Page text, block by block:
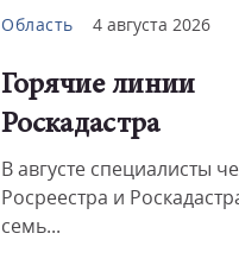
Область 4 августа 2026
Горячие линии
Роскадастра
В августе специалисты
Росреестра и
семь...